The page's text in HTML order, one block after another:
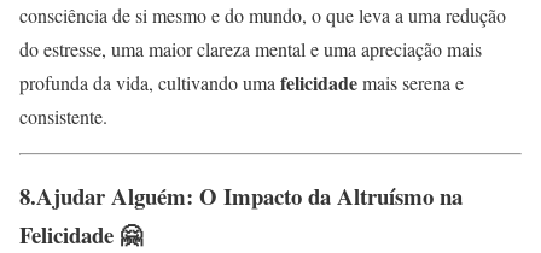
consciência de si mesmo e do mundo, o que leva a uma redução
do estresse, uma maior clareza mental e uma apreciação mais
profunda da vida, cultivando uma felicidademais serena e
consistente.
8.Ajudar Alguém: O Impacto da Altruísmo na
Felicidade 🤗